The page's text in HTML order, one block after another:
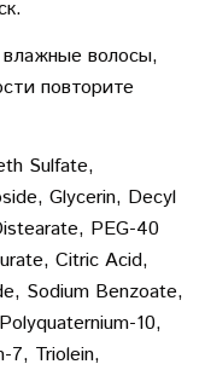
волосы,
повторите
Sulfate,
Glycerin, Decyl
PEG-40
Citric Acid,
Sodium Benzoate,
10,
7, Triolein,